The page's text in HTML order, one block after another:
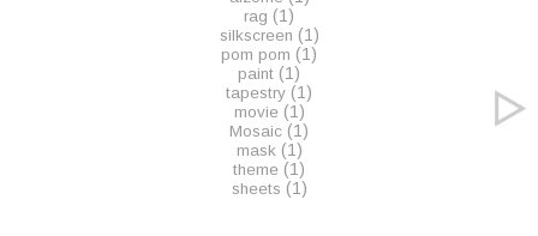
rag (1)
silkscreen (1)
pom pom (1)
paint (1)
tapestry (1)
movie(1)
Mosaic (1)
mask (1)
theme (1)
sheets (1)